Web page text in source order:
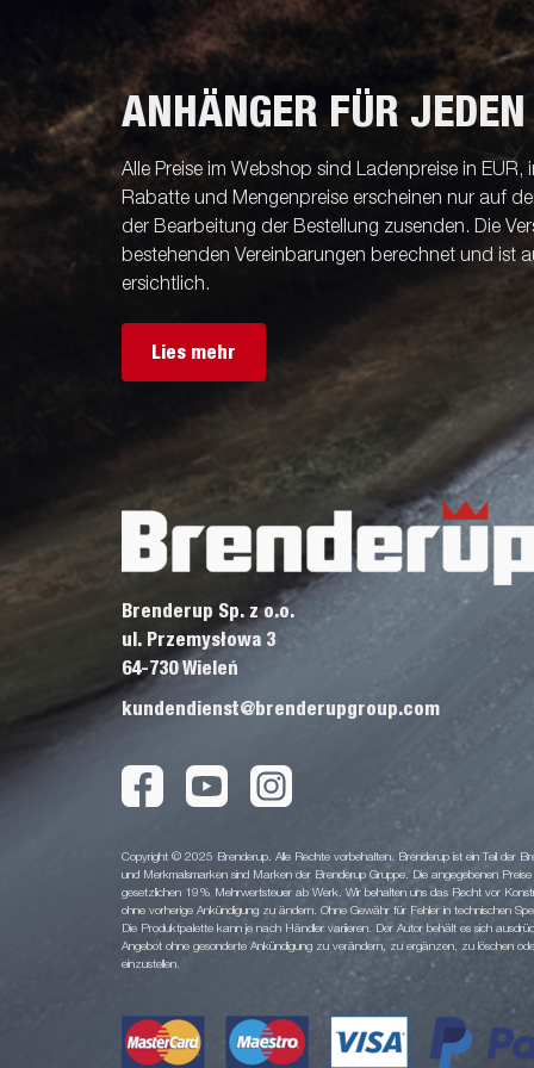
ANHÄNGER FÜR
Alle Preise im Webshop sind Ladenpreise in EUR,
Rabatte und Mengenpreise erscheinen nur auf
der Bearbeitung der Bestellung zusenden. Die
bestehenden Vereinbarungen berechnet und ist
ersichtlich.
Lies mehr
Brenderup Sp. z o.o.
ul. Przemysłowa 3
64-730 Wieleń
kundendienst@brenderupgroup.com
Copyright © 2025 Brenderup. Alle Rechte vorbehalten. Brenderup ist ein Teil der
und Merkmalsmarken sind Marken der Brenderup Gruppe. Die angegebenen Preise
gesetzlichen 19% Mehrwertsteuer ab Werk. Wir behalten uns das Recht vor
ohne vorherige Ankündigung zu ändern. Ohne Gewähr für Fehler in technischen
Die Produktpalette kann je nach Händler variieren. Der Autor behält es sich
Angebot ohne gesonderte Ankündigung zu verändern, zu ergänzen, zu löschen
einzustellen.